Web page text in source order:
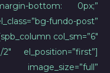
bottom: 0px;”
fundo-post”
col_sm=”6″
el_position=”first”]
image_size=”full”